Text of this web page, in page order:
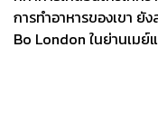
การทำอาหารของเขา
Bo London ในย่านเม